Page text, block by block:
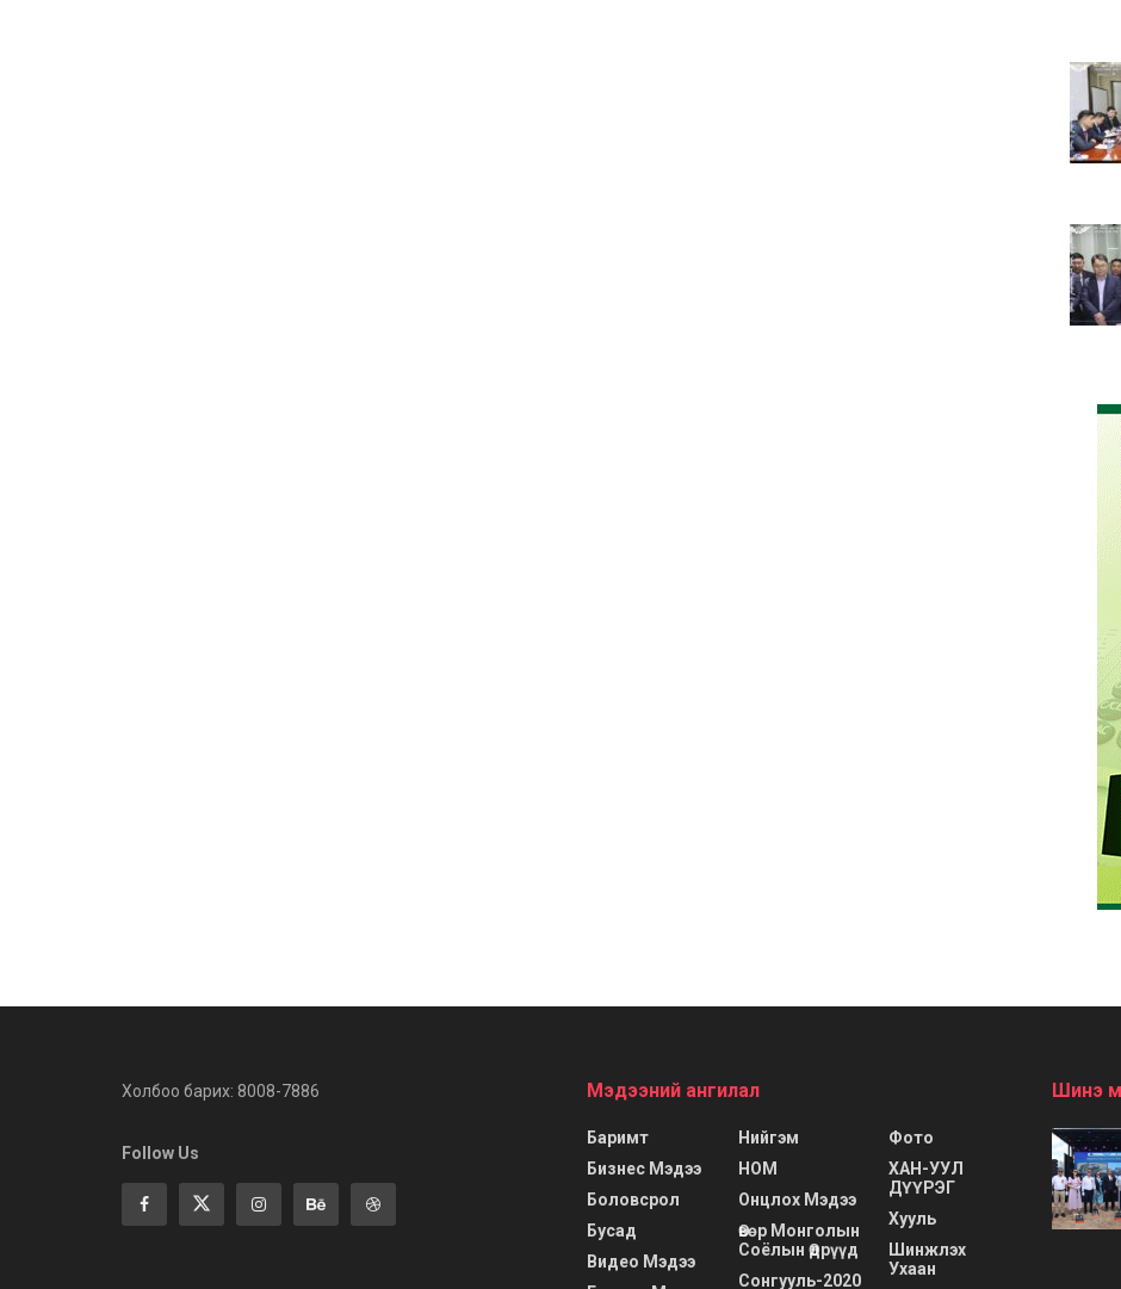
Холбоо барих: 8008-7886
Follow Us
Мэдээний ангилал
Баримт
Бизнес Мэдээ
Боловсрол
Бусад
Видео Мэдээ
Нийгэм
НОМ
Онцлох Мэдээ
Өвөр Монголын
Соёлын Өдрүүд
Сонгууль-2020
Фото
ХАН-УУЛ
ДҮҮРЭГ
Хууль
Шинжлэх
Ухаан
Шинэ